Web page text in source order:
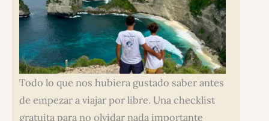
Todo lo que nos hubiera gustado saber antes
de empezar a viajar por libre. Una checklist
gratuita para no olvidar nada importante